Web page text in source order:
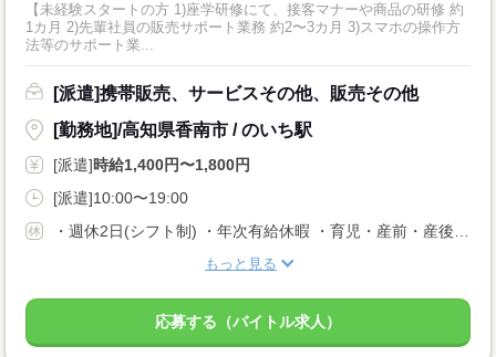
【未経験スタートの方 1)座学研修にて、接客マナーや商品の研修 約
1カ月 2)先輩社員の販売サポート業務 約2〜3カ月 3)スマホの操作方
法等のサポート業...
[派遣]携帯販売、サービスその他、販売その他
[勤務地]/高知県香南市 / のいち駅
[派遣]時給1,400円〜1,800円
[派遣]10:00〜19:00
・週休2日(シフト制) ・年次有給休暇 ・育児・産前・産後休暇 ・弔事休暇 ・結婚休暇 ・出産休暇 ・交通遮断休暇 ・感染症休暇 ・罹災休暇 ・私傷病休暇 ・その他社内規定による休暇多数有
もっと見る
応募する（バイトル求人）